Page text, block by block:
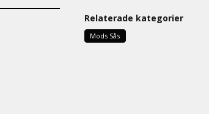
Anonym
för 1 dag sedan
Relaterade kategorier
Mods Sås